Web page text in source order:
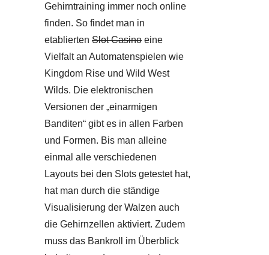
Gehirntraining immer noch online
finden. So findet man in
etablierten Slot Casino eine
Vielfalt an Automatenspielen wie
Kingdom Rise und Wild West
Wilds. Die elektronischen
Versionen der „einarmigen
Banditen“ gibt es in allen Farben
und Formen. Bis man alleine
einmal alle verschiedenen
Layouts bei den Slots getestet hat,
hat man durch die ständige
Visualisierung der Walzen auch
die Gehirnzellen aktiviert. Zudem
muss das Bankroll im Überblick